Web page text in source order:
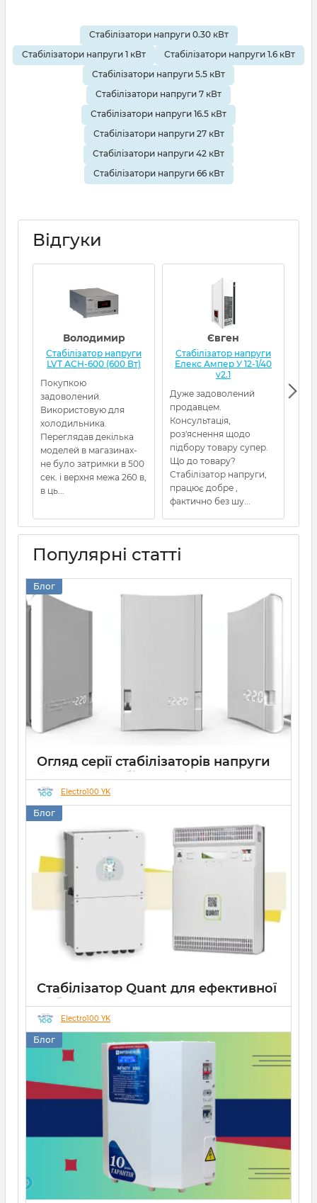
Стабілізатори напруги 0.30 кВт
Стабілізатори напруги 1 кВт
Стабілізатори напруги 1.6 кВт
Стабілізатори напруги 5.5 кВт
Стабілізатори напруги 7 кВт
Стабілізатори напруги 16.5 кВт
Стабілізатори напруги 27 кВт
Стабілізатори напруги 42 кВт
Стабілізатори напруги 66 кВт
Відгуки
Володимир
Стабілізатор напруги
LVT АСН-600 (600 Вт)
Покупкою
задоволений.
Використовую для
холодильника.
Переглядав декілька
моделей в магазинах-
не було затримки в 500
сек. і верхня межа 260 в,
в ць...
Євген
Стабілізатор напруги
Елекс Ампер У 12-1/40
v2.1
Дуже задоволений
продавцем.
Консультація,
роз'яснення щодо
підбору товару супер.
Що до товару?
Стабілізатор напруги,
працює добре ,
фактично без шу...
Популярні статті
Блог
Огляд серії стабілізаторів напруги
Елекс АНТС: більше ніж просто
захист
22 07 2026
Electro100 YK
Блог
Стабілізатор Quant для ефективної
роботи СЕС
14 10 2025
Electro100 YK
Блог